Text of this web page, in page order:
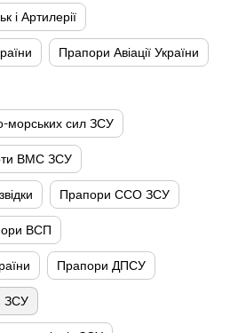
і Артилерії
Прапори Авіації України
морських сил ЗСУ
ВМС ЗСУ
Прапори ССО ЗСУ
ВСП
Прапори ДПСУ
ЗСУ